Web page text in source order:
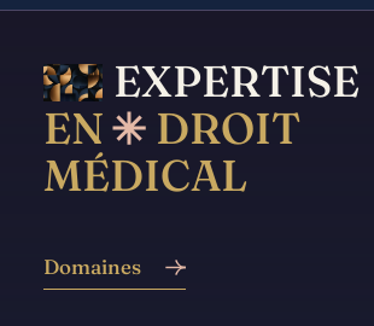
EXPERTISE
EN
DROIT
MÉDICAL
Domaines